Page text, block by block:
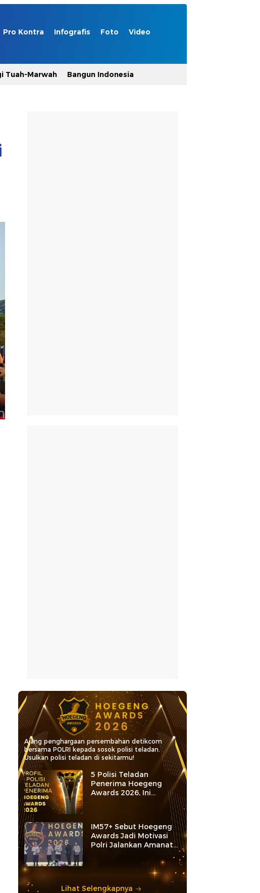
Pro Kontra Infografis Foto Video
Tuah-Marwah Bangun Indonesia
Ajang penghargaan persembahan detikcom
bersama POLRI kepada sosok polisi teladan.
Usulkan polisi teladan di sekitarmu!
5 Polisi Teladan
Penerima Hoegeng
Awards 2026, Ini
Kategori dan Kiprahnya
IM57+ Sebut Hoegeng
Awards Jadi Motivasi
Polri Jalankan Amanat
Lihat Selengkapnya